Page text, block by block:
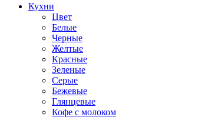
Кухни
Цвет
Белые
Черные
Желтые
Красные
Зеленые
Серые
Бежевые
Глянцевые
Кофе с молоком